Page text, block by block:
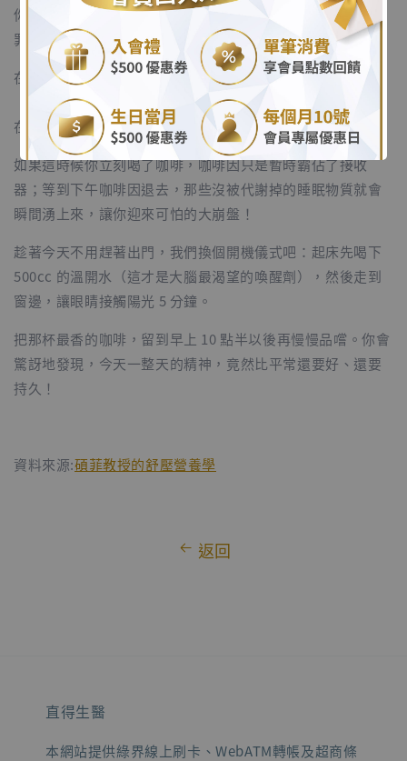
.
你知道嗎？剛起床就灌咖啡，其實是你下午總是斷電想睡的
罪魁禍首。
在我們的神經科學裡，大腦有一種讓人想睡覺的物質叫做
「腺苷」。剛起床時，我們體內的皮質醇（清醒荷爾蒙）正
在自然升高，它會幫我們把腺苷代謝掉。
如果這時候你立刻喝了咖啡，咖啡因只是暫時霸佔了接收
器；等到下午咖啡因退去，那些沒被代謝掉的睡眠物質就會
瞬間湧上來，讓你迎來可怕的大崩盤！
趁著今天不用趕著出門，我們換個開機儀式吧：起床先喝下
500cc 的溫開水（這才是大腦最渴望的喚醒劑），然後走到
窗邊，讓眼睛接觸陽光 5 分鐘。
把那杯最香的咖啡，留到早上 10 點半以後再慢慢品嚐。你會
驚訝地發現，今天一整天的精神，竟然比平常還要好、還要
持久！
資料來源:碩菲教授的舒壓營養學
返回
直得生醫
本網站提供綠界線上刷卡、WebATM轉帳及超商條